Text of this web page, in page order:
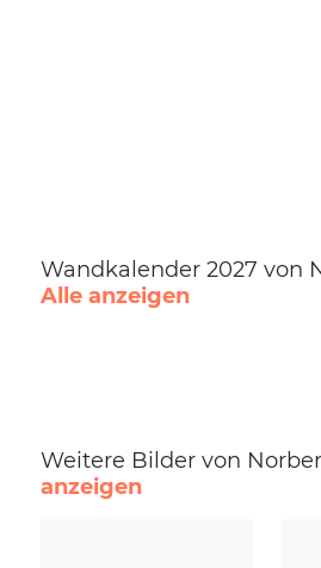
Wandkalender 2027 von
Alle anzeigen
Weitere Bilder von
anzeigen